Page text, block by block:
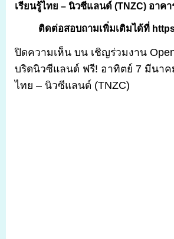
เรียนรู้ไทย – นิวซีแลนด์ (TNZC) อาค
ติดต่อสอบถามเพิ่มเติมได้ที่
ปิดความเห็น บน เชิญร่วมงาน
บริดนิวซีแลนด์ ฟรี! อาทิตย์ 7 มีนาค
ไทย – นิวซีแลนด์ (TNZC)